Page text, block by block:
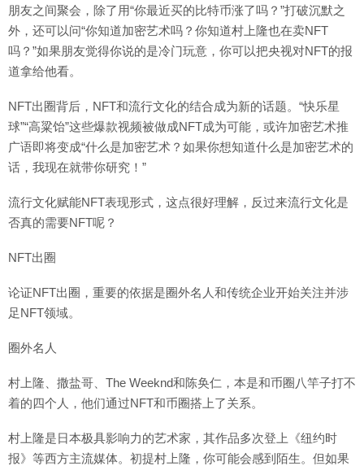
朋友之间聚会，除了用“你最近买的比特币涨了吗？”打破沉默之
外，还可以问“你知道加密艺术吗？你知道村上隆也在卖NFT
吗？”如果朋友觉得你说的是冷门玩意，你可以把央视对NFT的报
道拿给他看。
NFT出圈背后，NFT和流行文化的结合成为新的话题。“快乐星
球”“高粱饴”这些爆款视频被做成NFT成为可能，或许加密艺术推
广语即将变成“什么是加密艺术？如果你想知道什么是加密艺术的
话，我现在就带你研究！”
流行文化赋能NFT表现形式，这点很好理解，反过来流行文化是
否真的需要NFT呢？
NFT出圈
论证NFT出圈，重要的依据是圈外名人和传统企业开始关注并涉
足NFT领域。
圈外名人
村上隆、撒盐哥、The Weeknd和陈奂仁，本是和币圈八竿子打不
着的四个人，他们通过NFT和币圈搭上了关系。
村上隆是日本极具影响力的艺术家，其作品多次登上《纽约时
报》等西方主流媒体。初提村上隆，你可能会感到陌生。但如果